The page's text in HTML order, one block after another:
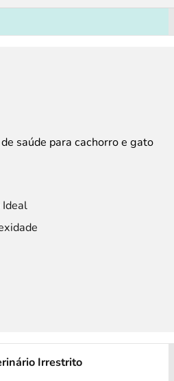
saúde para cachorro e gato
Ideal
Irrestrito